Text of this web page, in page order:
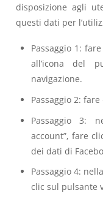
disposizione agli
questi dati per
Passaggio 1:
all’icona del
navigazione.
Passaggio 2:
Passaggio 3:
account”, fare
dei dati di
Passaggio 4:
clic sul pulsante